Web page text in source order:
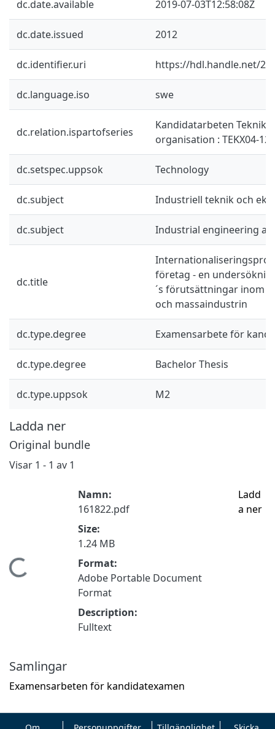
dc.date.available 2019-07-03T12:58:08Z
dc.date.issued 2012
dc.identifier.uri https://hdl.handle.net/
dc.language.iso swe
dc.relation.ispartofseries
Kandidatarbeten
organisation : TEKX04-
dc.setspec.uppsok Technology
dc.subject Industriell teknik och
dc.subject Industrial engineering
dc.title
företag - en
´s förutsättningar inom
och massaindustrin
dc.type.degree Examensarbete för
dc.type.degree Bachelor Thesis
dc.type.uppsok M2
Ladda ner
Original bundle
Visar 1 - 1 av 1
Hämtar...
Namn:
161822.pdf
Size:
1.24 MB
Format:
Adobe Portable Document
Format
Description:
Fulltext
Ladd
a ner
Samlingar
Examensarbeten för kandidatexamen